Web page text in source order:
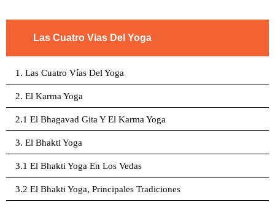
Las Cuatro Vias Del Yoga
1. Las Cuatro Vías Del Yoga
2. El Karma Yoga
2.1 El Bhagavad Gita Y El Karma Yoga
3. El Bhakti Yoga
3.1 El Bhakti Yoga En Los Vedas
3.2 El Bhakti Yoga, Principales Tradiciones